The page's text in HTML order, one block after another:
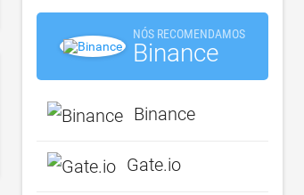
NÓS RECOMENDAMOS
Binance
Binance
Gate.io